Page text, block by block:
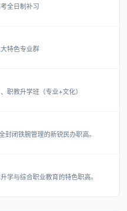
全日制补习
特色专业群
职教升学班（专业+文化）
封闭铁腕管理的新锐民办职高。
学与综合职业教育的特色职高。